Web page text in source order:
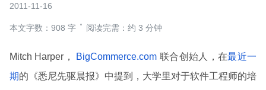
2011-11-16
本文字数：908 字 阅读完需：约 3 分钟
Mitch Harper， BigCommerce.com 联合创始人，在最近一
期的《悉尼先驱晨报》中提到，大学里对于软件工程师的培